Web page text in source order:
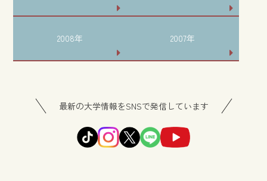
2008年 2007年
最新の大学情報をSNSで発信しています